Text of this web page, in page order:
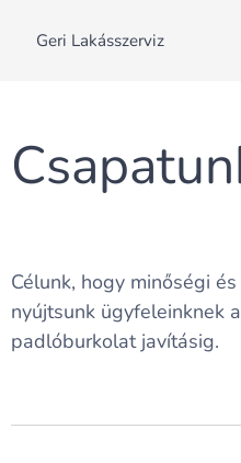
🛠️ Geri Lakásszerviz
Célunk, hogy minőségi
nyújtsunk ügyfeleinknek
padlóburkolat javításig.